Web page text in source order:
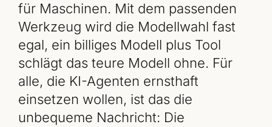
für Maschinen. Mit dem passenden
Werkzeug wird die Modellwahl fast
egal, ein billiges Modell plus Tool
schlägt das teure Modell ohne. Für
alle, die KI-Agenten ernsthaft
einsetzen wollen, ist das die
unbequeme Nachricht: Die